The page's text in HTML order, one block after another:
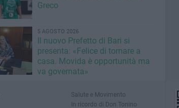
Greco
5 AGOSTO 2026
Il nuovo Prefetto di Bari si
presenta: «Felice di tornare a
casa. Movida è opportunità ma
va governata»
Salute e Movimento
In ricordo di Don Tonino